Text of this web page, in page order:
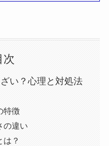
次
い？心理と対処法
特徴
の違い
は？